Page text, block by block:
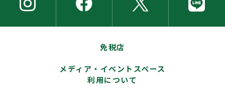
免税店
メディア・イベントスペース
利用について